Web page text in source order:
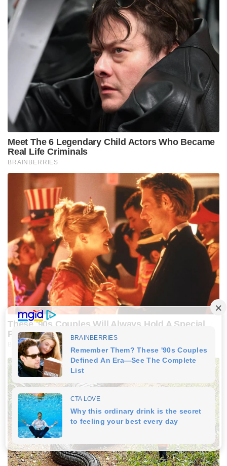
Meet The 6 Legendary Child Actors Who Became
Real Life Criminals
BRAINBERRIES
These '90s Couples Will Always Hold A Special
Place In Our Hearts
BRAINBERRIES